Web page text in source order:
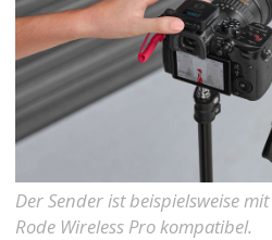
Der Sender ist beispielsweise
Rode Wireless Pro kompatibel.